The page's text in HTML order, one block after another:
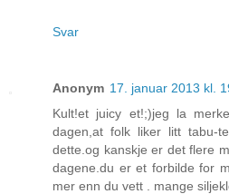
Svar
Anonym 17. januar 2013 kl.
Kult!et juicy et!;)jeg la
dagen,at folk liker litt tabu-
dette.og kanskje er det flere
dagene.du er et forbilde for
mer enn du vett . mange